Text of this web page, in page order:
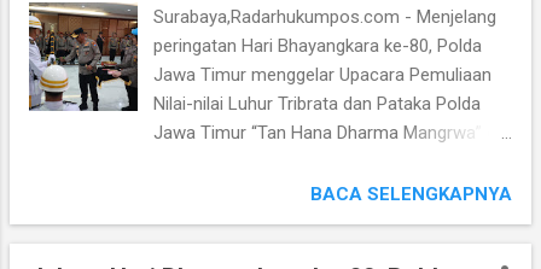
Perkembangan Teknologi Digital merupakan
sebuah Keniscayaan yang harus dihadapi
dengan Bijak. Menurut Irjen Pol Nanang
Avianto, kemajuan Teknologi telah membawa
perubahan besar dalam kehidupan
Perangkat Komunikasi hingga lahirnya
Teknologi Kecerdasan Buatan. "Teknologi
Surabaya,Radarhukumpos.com - Menjelang
peringatan Hari Bhayangkara ke-80, Polda
Jawa Timur menggelar Upacara Pemuliaan
Nilai-nilai Luhur Tribrata dan Pataka Polda
Jawa Timur “Tan Hana Dharma Mangrwa” di
Jumat (26/06/2026). Upacara yang dipimpin
oleh Kapolda Jawa Timur Irjen Pol Drs.
Nanang Avianto, M.Si tersebut di ikuti oleh
BACA SELENGKAPNYA